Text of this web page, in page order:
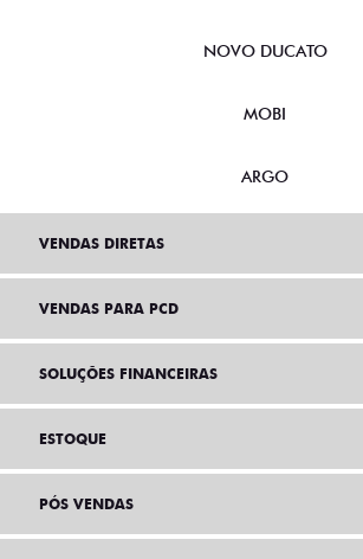
NOVO DUCATO
MOBI
ARGO
VENDAS DIRETAS
VENDAS PARA PCD
SOLUÇÕES FINANCEIRAS
ESTOQUE
PÓS VENDAS